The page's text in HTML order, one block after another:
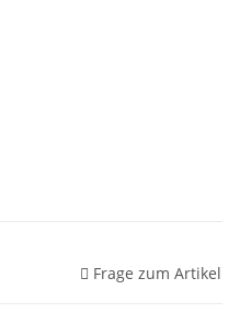
Frage zum Artikel